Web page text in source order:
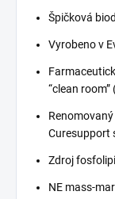
Špičková
Vyrobeno v
“clean
Curesupport
Zdroj
NE mass-